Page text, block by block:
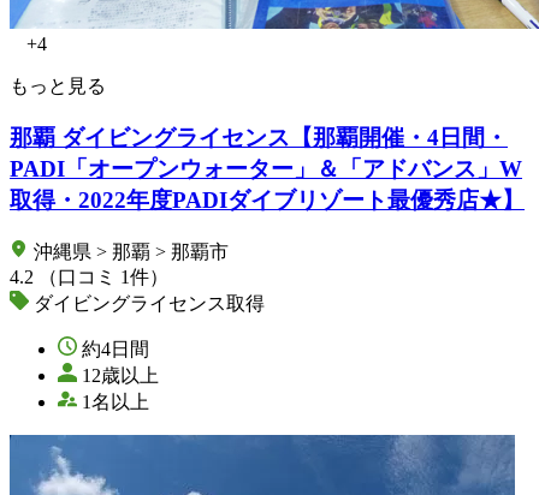
+4
もっと見る
那覇 ダイビングライセンス【那覇開催・4日間・
PADI「オープンウォーター」＆「アドバンス」W
取得・2022年度PADIダイブリゾート最優秀店★】
沖縄県 > 那覇 > 那覇市
4.2
（口コミ 1件）
ダイビングライセンス取得
約4日間
12歳以上
1名以上